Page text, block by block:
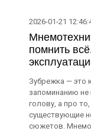
2026-01-21
помнить
Зубрежка — это
запоминанию
голову, а про
существующие
сюжетов.